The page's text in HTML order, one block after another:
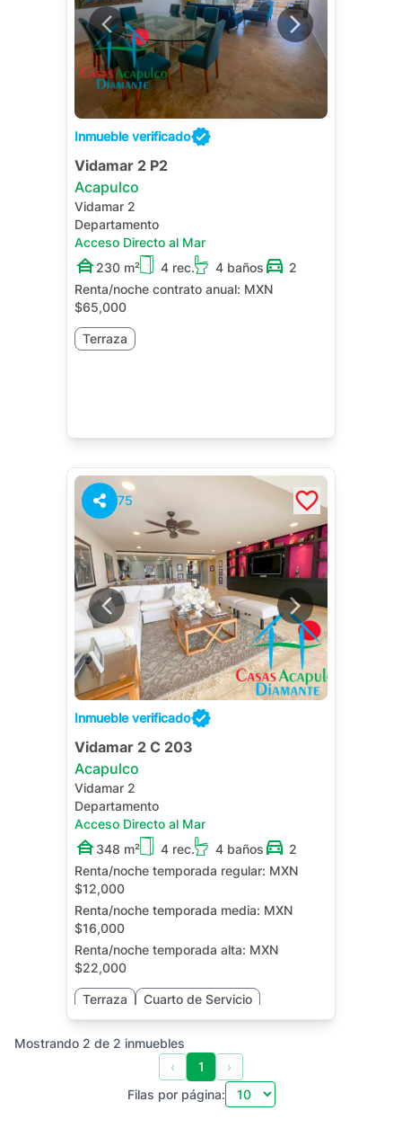
Inmueble verificado
Vidamar 2 P2
Acapulco
Vidamar 2
Departamento
Acceso Directo al Mar
230 m²
4 rec. 4 baños
2
Renta/noche contrato anual: MXN
$65,000
Terraza
75
Inmueble verificado
Vidamar 2 C 203
Acapulco
Vidamar 2
Departamento
Acceso Directo al Mar
348 m²
4 rec. 4 baños
2
Renta/noche temporada regular: MXN
$12,000
Renta/noche temporada media: MXN
$16,000
Renta/noche temporada alta: MXN
$22,000
Terraza Cuarto de Servicio
Mostrando 2 de 2 inmuebles
‹
1
›
Filas por página: